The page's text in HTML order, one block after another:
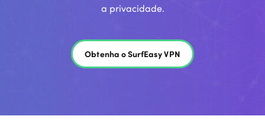
a privacidade.
Obtenha o SurfEasy VPN